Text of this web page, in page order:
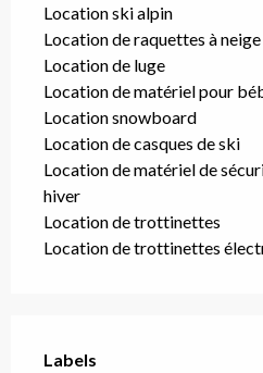
Location ski alpin
Location de raquettes à neige
Location de luge
Location de matériel pour
Location snowboard
Location de casques de ski
Location de matériel de
hiver
Location de trottinettes
Location de trottinettes
Offres de
Labels
Labels